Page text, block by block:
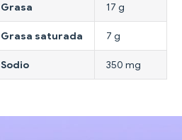
Grasa 17 g
Grasa saturada 7 g
Sodio 350 mg